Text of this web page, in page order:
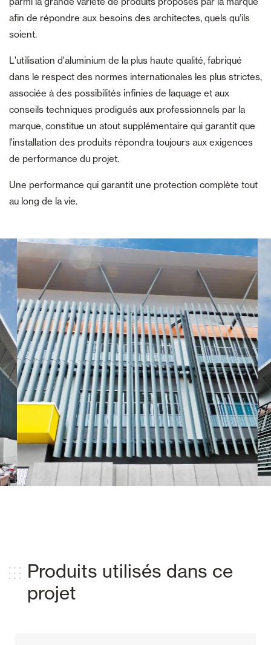
afin de répondre aux besoins des architectes, quels qu’ils
soient.
L'utilisation d'aluminium de la plus haute qualité, fabriqué
dans le respect des normes internationales les plus strictes,
associée à des possibilités infinies de laquage et aux
conseils techniques prodigués aux professionnels par la
marque, constitue un atout supplémentaire qui garantit que
l'installation des produits répondra toujours aux exigences
de performance du projet.
Une performance qui garantit une protection complète tout
au long de la vie.
Produits utilisés dans ce
projet